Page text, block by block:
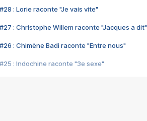
#28 : Lorie raconte "Je vais vite"
#27 : Christophe Willem raconte "Jacques a dit"
#26 : Chimène Badi raconte "Entre nous"
#25 : Indochine raconte "3e sexe"